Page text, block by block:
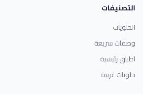
التصنيفات
الحلويات
وصفات سريعة
اطباق رئيسية
حلويات غربية